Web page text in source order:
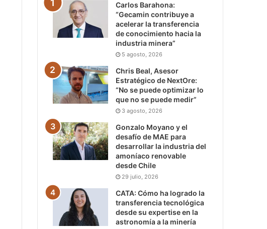
Carlos Barahona:
“Gecamin contribuye a
acelerar la transferencia
de conocimiento hacia la
industria minera”
5 agosto, 2026
Chris Beal, Asesor
Estratégico de NextOre:
“No se puede optimizar lo
que no se puede medir”
3 agosto, 2026
Gonzalo Moyano y el
desafío de MAE para
desarrollar la industria del
amoníaco renovable
desde Chile
29 julio, 2026
CATA: Cómo ha logrado la
transferencia tecnológica
desde su expertise en la
astronomía a la minería